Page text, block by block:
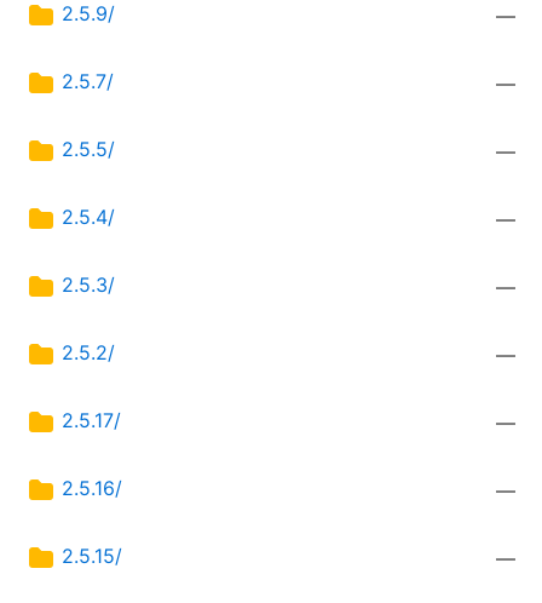
2.5.9/ —
2.5.7/ —
2.5.5/ —
2.5.4/ —
2.5.3/ —
2.5.2/ —
2.5.17/ —
2.5.16/ —
2.5.15/ —